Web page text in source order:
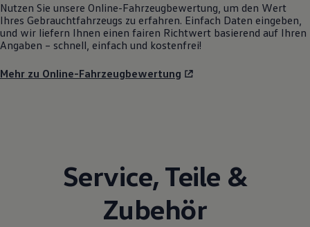
Nutzen Sie unsere Online-Fahrzeugbewertung, um den Wert
Ihres Gebrauchtfahrzeugs zu erfahren. Einfach Daten eingeben,
und wir liefern Ihnen einen fairen Richtwert basierend auf Ihren
Angaben – schnell, einfach und kostenfrei!
Mehr zu Online-Fahrzeugbewertung
Service, Teile &
Zubehör